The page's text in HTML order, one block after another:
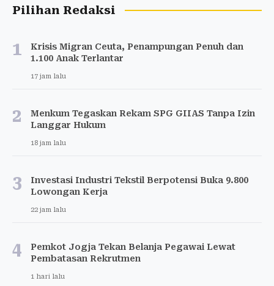
Pilihan Redaksi
1
Krisis Migran Ceuta, Penampungan Penuh dan
1.100 Anak Terlantar
17 jam lalu
2
Menkum Tegaskan Rekam SPG GIIAS Tanpa Izin
Langgar Hukum
18 jam lalu
3
Investasi Industri Tekstil Berpotensi Buka 9.800
Lowongan Kerja
22 jam lalu
4
Pemkot Jogja Tekan Belanja Pegawai Lewat
Pembatasan Rekrutmen
1 hari lalu